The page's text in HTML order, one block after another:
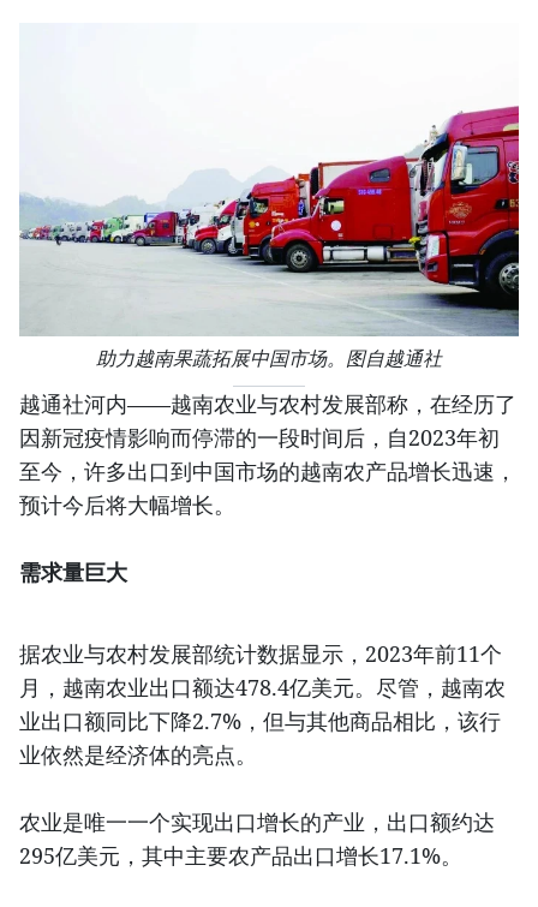
助力越南果蔬拓展中国市场。图自越通社
越通社河内——越南农业与农村发展部称，在经历了
因新冠疫情影响而停滞的一段时间后，自2023年初
至今，许多出口到中国市场的越南农产品增长迅速，
预计今后将大幅增长。
需求量巨大
据农业与农村发展部统计数据显示，2023年前11个
月，越南农业出口额达478.4亿美元。尽管，越南农
业出口额同比下降2.7%，但与其他商品相比，该行
业依然是经济体的亮点。
农业是唯一一个实现出口增长的产业，出口额约达
295亿美元，其中主要农产品出口增长17.1%。